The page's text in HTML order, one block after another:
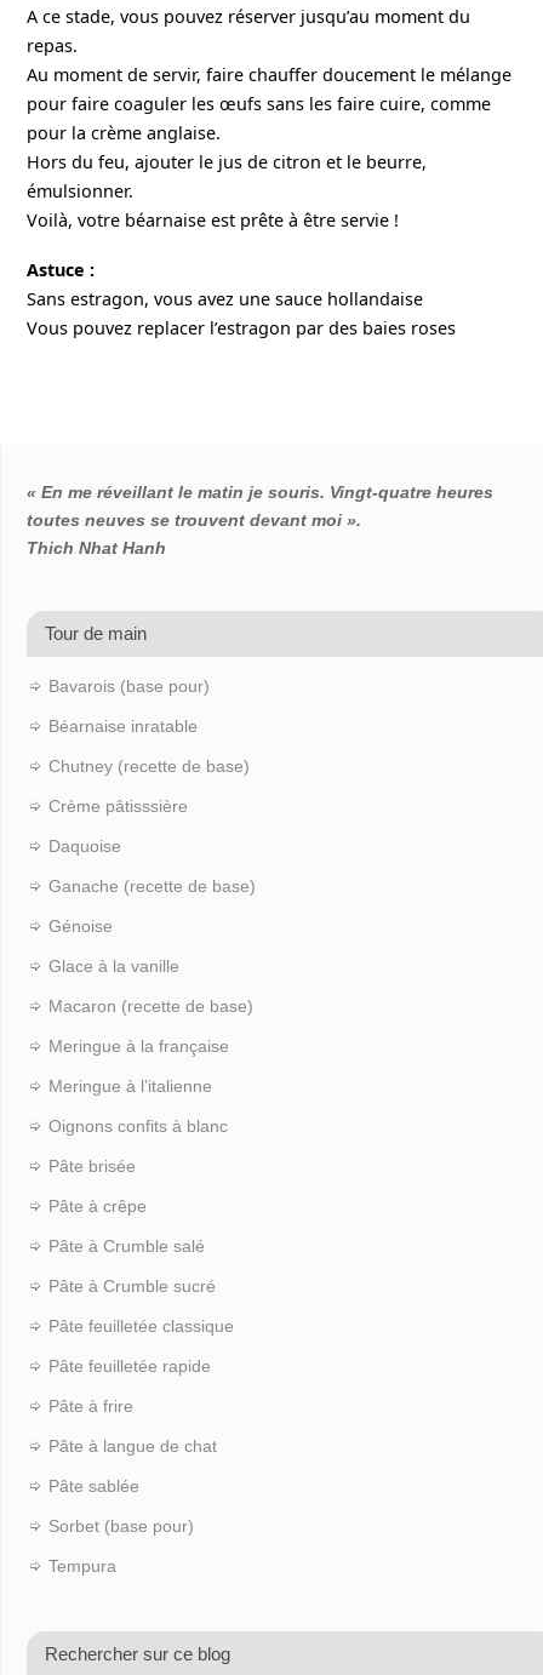
A ce stade, vous pouvez réserver jusqu’au moment du
repas.
Au moment de servir, faire chauffer doucement le mélange
pour faire coaguler les œufs sans les faire cuire, comme
pour la crème anglaise.
Hors du feu, ajouter le jus de citron et le beurre,
émulsionner.
Voilà, votre béarnaise est prête à être servie !
Astuce :
Sans estragon, vous avez une sauce hollandaise
Vous pouvez replacer l’estragon par des baies roses
« En me réveillant le matin je souris. Vingt-quatre heures
toutes neuves se trouvent devant moi ».
Thich Nhat Hanh
Tour de main
Bavarois (base pour)
Béarnaise inratable
Chutney (recette de base)
Crème pâtisssière
Daquoise
Ganache (recette de base)
Génoise
Glace à la vanille
Macaron (recette de base)
Meringue à la française
Meringue à l’italienne
Oignons confits à blanc
Pâte brisée
Pâte à crêpe
Pâte à Crumble salé
Pâte à Crumble sucré
Pâte feuilletée classique
Pâte feuilletée rapide
Pâte à frire
Pâte à langue de chat
Pâte sablée
Sorbet (base pour)
Tempura
Rechercher sur ce blog